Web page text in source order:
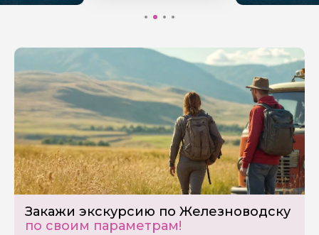
Закажи экскурсию по Железноводску
по своим параметрам!
Как вас зовут